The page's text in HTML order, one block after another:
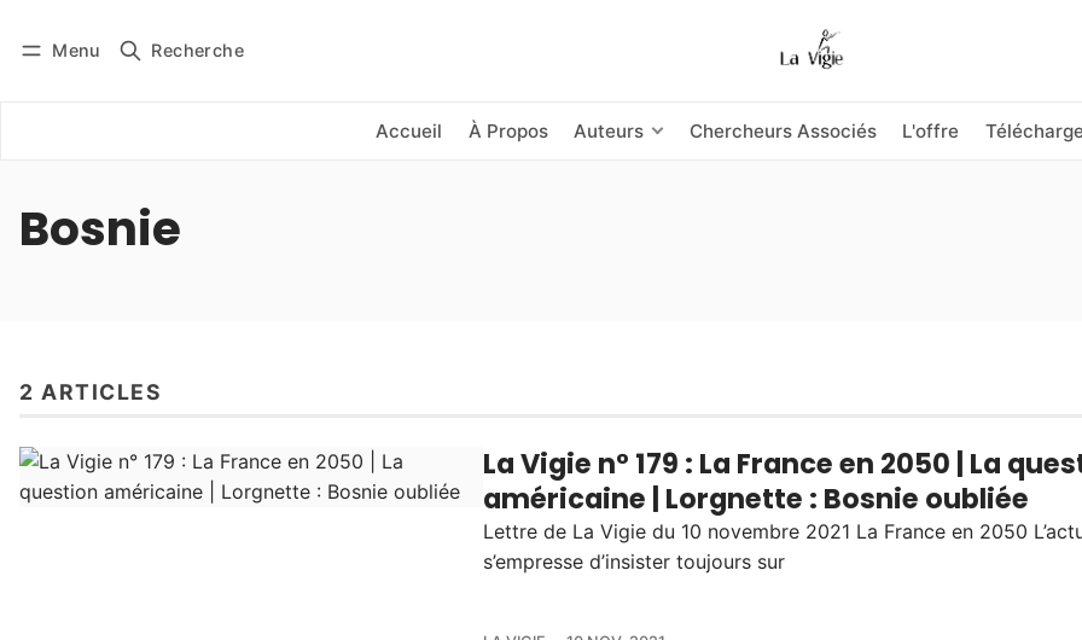
Menu Recherche
Accueil À Propos Auteurs Chercheurs Associés L'offre
Se connecter
Bosnie
2 ARTICLES
La Vigie n° 179 : La France en 2050 | La
américaine | Lorgnette : Bosnie oubliée
Lettre de La Vigie du 10 novembre 2021 La France en 2050
s’empresse d’insister toujours sur